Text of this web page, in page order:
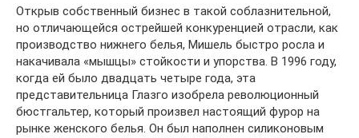
Открыв собственный бизнес в такой соблазнительной,
но отличающейся острейшей конкуренцией отрасли, как
производство нижнего белья, Мишель быстро росла и
накачивала «мышцы» стойкости и упорства. В 1996 году,
когда ей было двадцать четыре года, эта
представительница Глазго изобрела революционный
бюстгальтер, который произвел настоящий фурор на
рынке женского белья. Он был наполнен силиконовым